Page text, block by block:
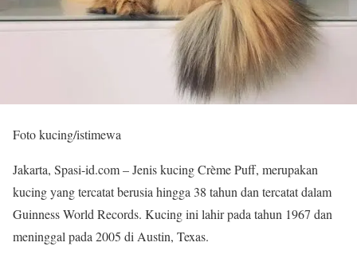
Foto kucing/istimewa
Jakarta, Spasi-id.com – Jenis kucing Crème Puff, merupakan
kucing yang tercatat berusia hingga 38 tahun dan tercatat dalam
Guinness World Records. Kucing ini lahir pada tahun 1967 dan
meninggal pada 2005 di Austin, Texas.